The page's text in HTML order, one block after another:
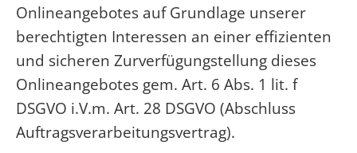
Onlineangebotes auf Grundlage unserer
berechtigten Interessen an einer effizienten
und sicheren Zurverfügungstellung dieses
Onlineangebotes gem. Art. 6 Abs. 1 lit. f
DSGVO i.V.m. Art. 28 DSGVO (Abschluss
Auftragsverarbeitungsvertrag).